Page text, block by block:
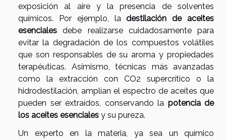
exposición al aire y la presencia de solventes
químicos. Por ejemplo, ladestilación de aceites
esenciales debe realizarse cuidadosamente para
evitar la degradación de los compuestos volátiles
que son responsables de su aroma y propiedades
terapéuticas. Asimismo, técnicas más avanzadas
como la extracción con CO2 supercrítico o la
hidrodestilación, amplían el espectro de aceites que
pueden ser extraídos, conservando la potencia de
los aceites esenciales y su pureza.
Un experto en la materia, ya sea un químico